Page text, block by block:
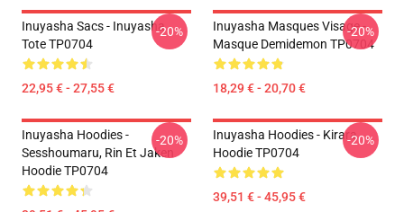
Inuyasha Sacs - Inuyasha
Tote TP0704
22,95 € - 27,55 €
-20%
Inuyasha Masques Visage -
Masque Demidemon TP0704
18,29 € - 20,70 €
-20%
Inuyasha Hoodies -
Sesshoumaru, Rin Et Jaken
Hoodie TP0704
-20%
Inuyasha Hoodies - Kirara
Hoodie TP0704
39,51 € - 45,95 €
-20%